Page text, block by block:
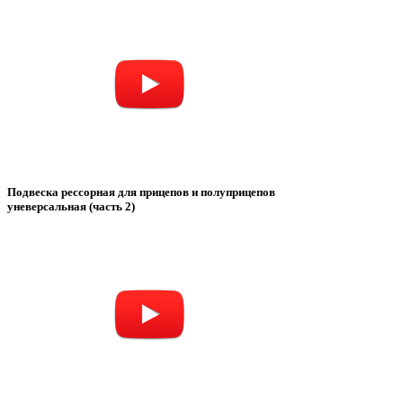
Подвеска рессорная для прицепов и полуприцепов
уневерсальная (часть 2)